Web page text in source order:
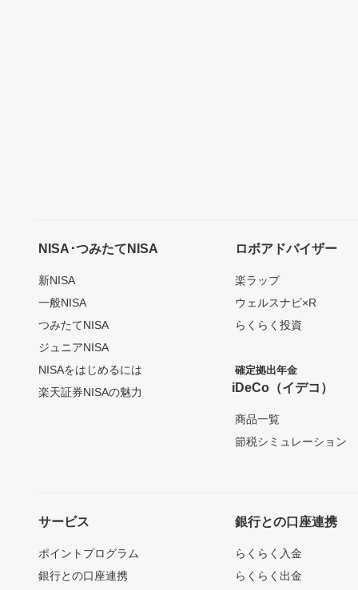
NISA･つみたてNISA
新NISA
一般NISA
つみたてNISA
ジュニアNISA
NISAをはじめるには
楽天証券NISAの魅力
ロボアドバイザー
楽ラップ
ウェルスナビ×R
らくらく投資
確定拠出年金
iDeCo（イデコ）
商品一覧
節税シミュレーション
サービス
ポイントプログラム
銀行との口座連携
銀行との口座連携
らくらく入金
らくらく出金